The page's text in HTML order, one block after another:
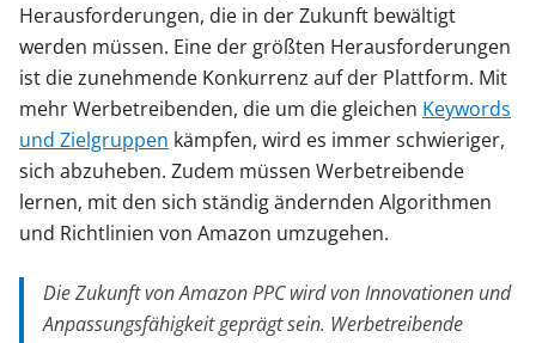
Herausforderungen, die in der Zukunft bewältigt
werden müssen. Eine der größten Herausforderungen
ist die zunehmende Konkurrenz auf der Plattform. Mit
mehr Werbetreibenden, die um die gleichen Keywords
und Zielgruppen kämpfen, wird es immer schwieriger,
sich abzuheben. Zudem müssen Werbetreibende
lernen, mit den sich ständig ändernden Algorithmen
und Richtlinien von Amazon umzugehen.
Die Zukunft von Amazon PPC wird von Innovationen und
Anpassungsfähigkeit geprägt sein. Werbetreibende